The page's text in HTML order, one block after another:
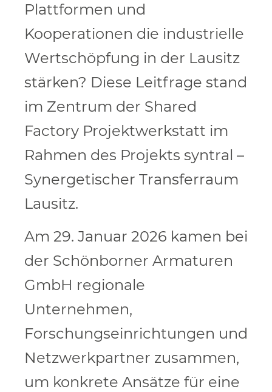
Plattformen und
Kooperationen die industrielle
Wertschöpfung in der Lausitz
stärken? Diese Leitfrage stand
im Zentrum der Shared
Factory Projektwerkstatt im
Rahmen des Projekts syntral –
Synergetischer Transferraum
Lausitz.
Am 29. Januar 2026 kamen bei
der Schönborner Armaturen
GmbH regionale
Unternehmen,
Forschungseinrichtungen und
Netzwerkpartner zusammen,
um konkrete Ansätze für eine